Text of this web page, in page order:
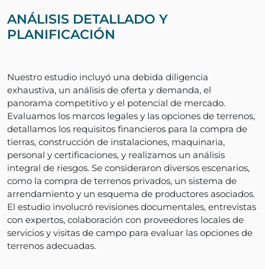
ANÁLISIS DETALLADO Y
PLANIFICACIÓN
Nuestro estudio incluyó una debida diligencia
exhaustiva, un análisis de oferta y demanda, el
panorama competitivo y el potencial de mercado.
Evaluamos los marcos legales y las opciones de terrenos,
detallamos los requisitos financieros para la compra de
tierras, construcción de instalaciones, maquinaria,
personal y certificaciones, y realizamos un análisis
integral de riesgos. Se consideraron diversos escenarios,
como la compra de terrenos privados, un sistema de
arrendamiento y un esquema de productores asociados.
El estudio involucró revisiones documentales, entrevistas
con expertos, colaboración con proveedores locales de
servicios y visitas de campo para evaluar las opciones de
terrenos adecuadas.